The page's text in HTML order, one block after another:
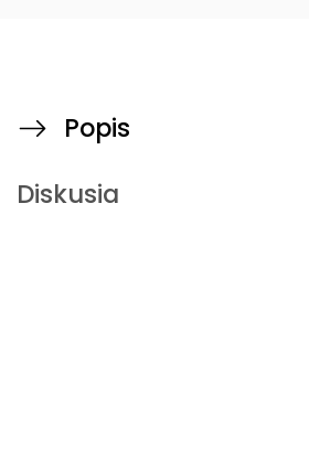
Popis
Diskusia